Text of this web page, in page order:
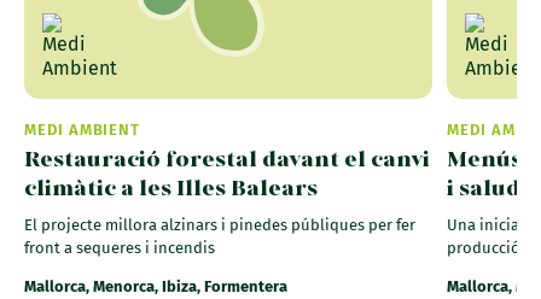
MEDI AMBIENT
Restauració forestal davant el canvi
climàtic a les Illes Balears
El projecte millora alzinars i pinedes públiques per fer
front a sequeres i incendis
Mallorca, Menorca, Ibiza, Formentera
MEDI
Menús
i
Una
producció
Mallorca,